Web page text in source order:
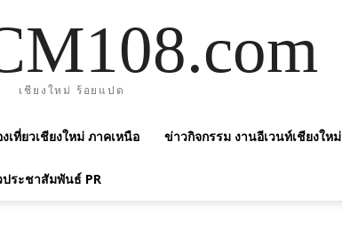
เชียงใหม่ ร้อยแปด
เที่ยวเชียงใหม่ ภาคเหนือ ข่าวกิจกรรม งานอีเวนท์เชียงใหม่
ระชาสัมพันธ์ PR